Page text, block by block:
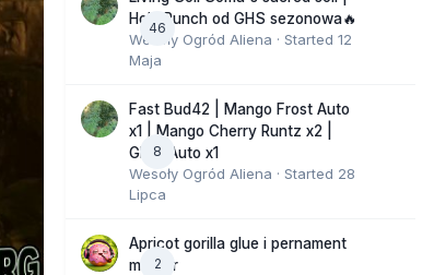
46
Holy Punch od GHS sezonowa🔥
Wesoły Ogród Aliena · Started 12
Maja
8
Fast Bud42 | Mango Frost Auto
x1 | Mango Cherry Runtz x2 |
GMO Auto x1
Wesoły Ogród Aliena · Started 28
Lipca
2
Apricot gorilla glue i pernament
marker